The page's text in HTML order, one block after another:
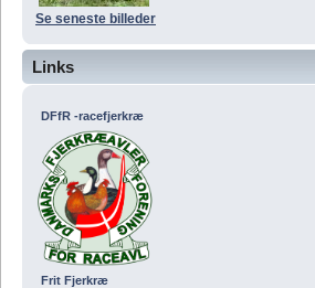
Se seneste billeder
Links
DFfR -racefjerkræ
Frit Fjerkræ